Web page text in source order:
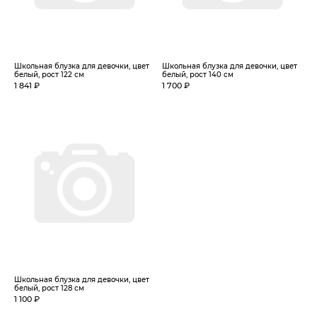
Школьная блузка для девочки, цвет
белый, рост 122 см
1 841 ₽
Школьная блузка для девочки, цвет
белый, рост 140 см
1 700 ₽
Школьная блузка для девочки, цвет
белый, рост 128 см
1 100 ₽